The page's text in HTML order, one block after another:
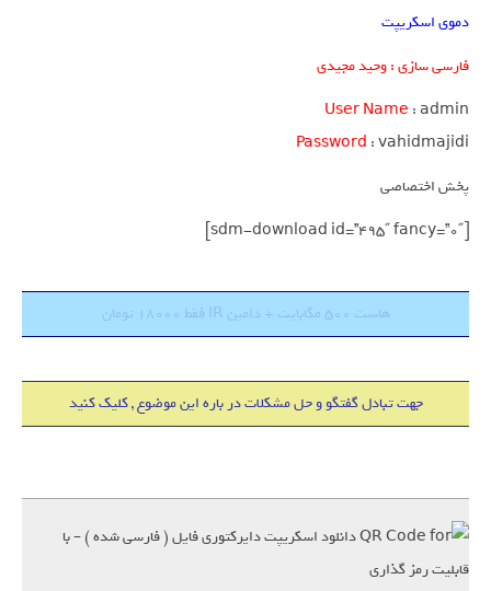
دموی اسکریپت
فارسی سازی : وحید مجیدی
User Name : admin
Password : vahidmajidi
پخش اختصاصی
هاست 500 مگابایت + دامین IR فقط 18000 تومان
جهت تبادل گفتگو و حل مشکلات در باره این موضوع , کلیک کنید